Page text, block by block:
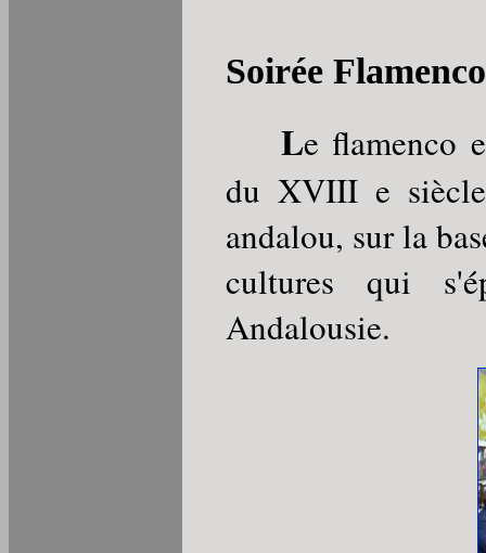
Soirée Flamenco
Le flamenco
du XVIII e
andalou, sur la
cultures qui
Andalousie.